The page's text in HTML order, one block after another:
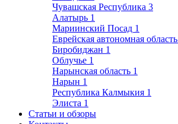
Чувашская Республика 3
Алатырь 1
Мариинский Посад 1
Еврейская автономная область
Биробиджан 1
Облучье 1
Нарынская область 1
Нарын 1
Республика Калмыкия 1
Элиста 1
Статьи и обзоры